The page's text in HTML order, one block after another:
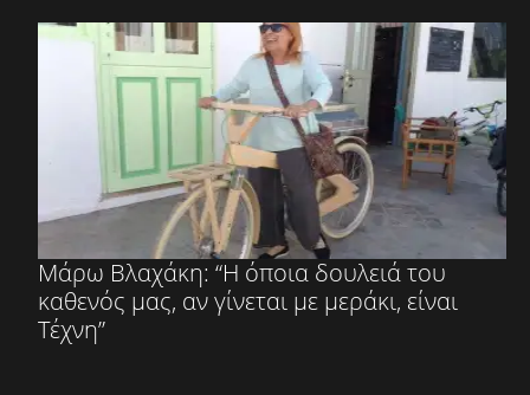
Μάρω Βλαχάκη: “Η όποια δουλειά του
καθενός μας, αν γίνεται με μεράκι, είναι
Τέχνη”